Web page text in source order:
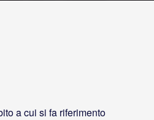
a cui si fa riferimento